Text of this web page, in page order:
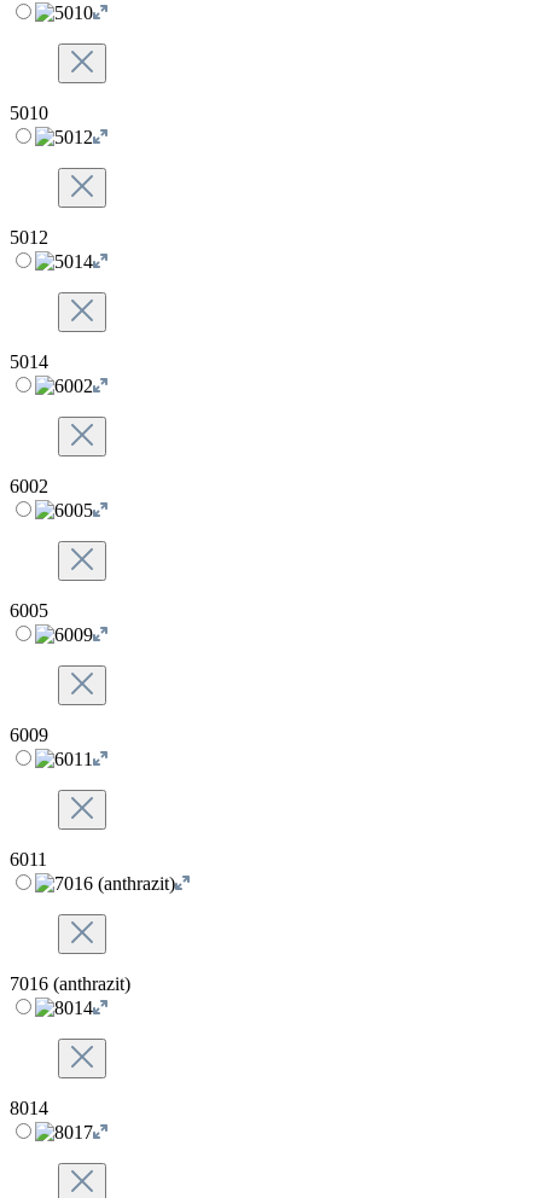
5010
5012
5014
6002
6005
6009
6011
7016 (anthrazit)
8014